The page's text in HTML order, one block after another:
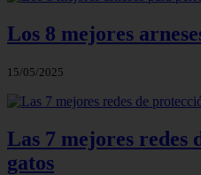
Los 8 mejores
15/05/2025
Las 7 mejores redes
gatos